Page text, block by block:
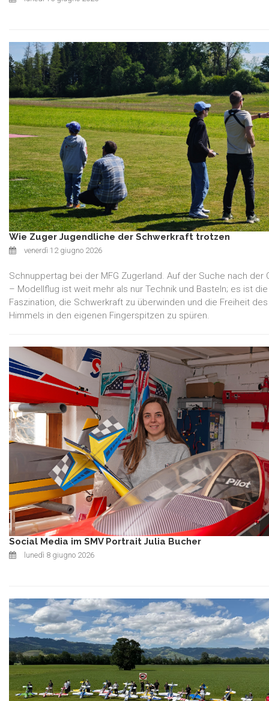
Wie Zuger Jugendliche der Schwerkraft trotzen
venerdì 12 giugno 2026
Schnuppertag bei der MFG Zugerland. Auf der Suche nach der
– Modellflug ist weit mehr als nur Technik und Basteln; es ist die
Faszination, die Schwerkraft zu überwinden und die Freiheit des
Himmels in den eigenen Fingerspitzen zu spüren.
Social Media im SMV Portrait Julia Bucher
lunedì 8 giugno 2026